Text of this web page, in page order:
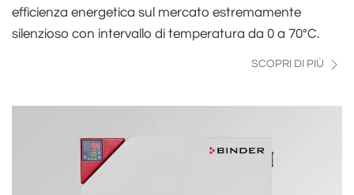
efficienza energetica sul mercato estremamente
silenzioso con intervallo di temperatura da 0 a 70°C.
SCOPRI DI PIÙ